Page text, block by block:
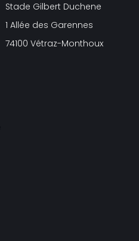
Stade Gilbert Duchene
1 Allée des Garennes
74100 Vétraz-Monthoux